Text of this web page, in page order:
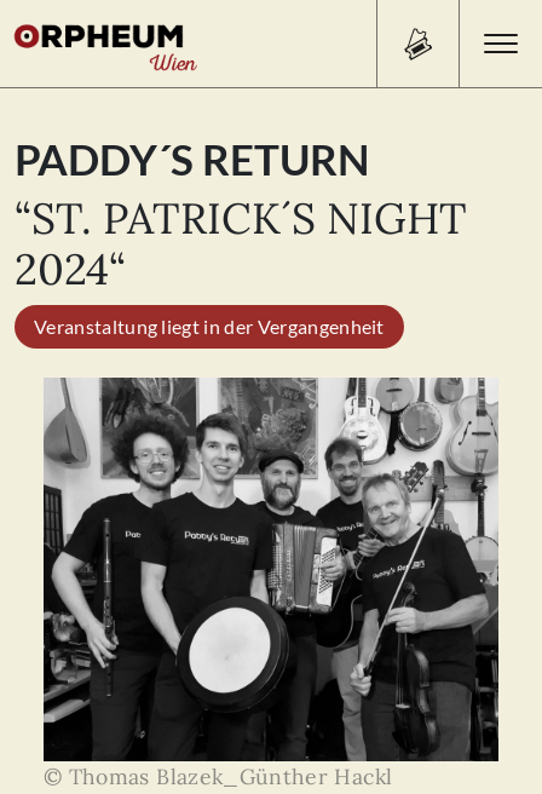
Search
for:
PROGRAMM/TICKETS
BEISL
ÜBER UNS
KONTAKT
PADDY´S RETURN
“ST. PATRICK´S NIGHT
2024“
Veranstaltung liegt in der Vergangenheit
© Thomas Blazek_Günther Hackl